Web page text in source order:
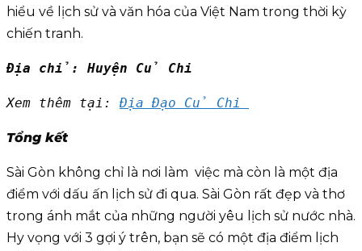
hiểu về lịch sử và văn hóa của Việt Nam trong thời kỳ
chiến tranh.
Địa chỉ: Huyện Củ Chi
Xem thêm tại: Địa Đạo Củ Chi
Tổng kết
Sài Gòn không chỉ là nơi làm việc mà còn là một địa
điểm với dấu ấn lịch sử đi qua. Sài Gòn rất đẹp và thơ
trong ánh mắt của những người yêu lịch sử nước nhà.
Hy vọng với 3 gợi ý trên, bạn sẽ có một địa điểm lịch